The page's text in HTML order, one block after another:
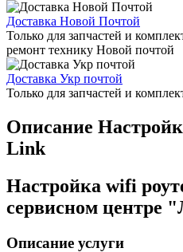
Доставка Новой Почтой
Только для запчастей и
ремонт технику Новой почтой
Доставка Укр почтой
Только для запчастей и
Описание
Link
Настройка wifi
сервисном центре
Описание услуги